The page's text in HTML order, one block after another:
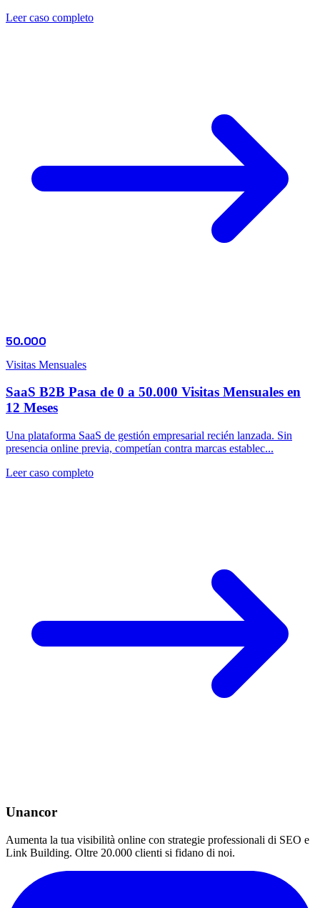
Leer caso completo
50.000
Visitas Mensuales
SaaS B2B Pasa de 0 a 50.000 Visitas Mensuales en
12 Meses
Una plataforma SaaS de gestión empresarial recién lanzada. Sin
presencia online previa, competían contra marcas establec...
Leer caso completo
Unancor
Aumenta la tua visibilità online con strategie professionali di SEO e
Link Building. Oltre 20.000 clienti si fidano di noi.